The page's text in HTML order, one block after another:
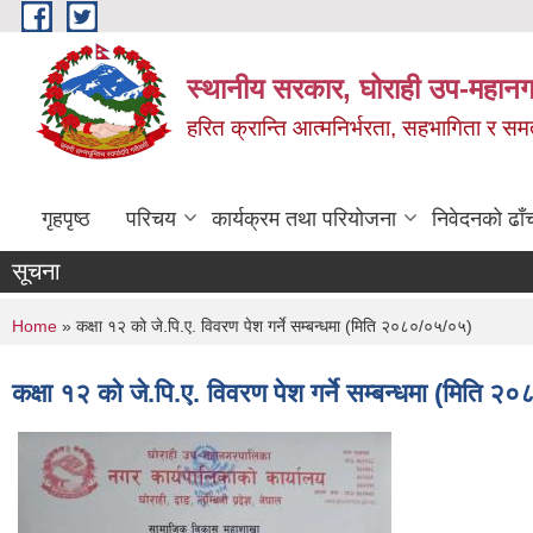
Skip to main content
स्थानीय सरकार, घोराही उप-
हरित क्रान्ति आत्मनिर्भरता, सहभागिता र
गृहपृष्ठ परिचय कार्यक्रम तथा परियोजना निवेदनको
सूचना
You are here
Home » कक्षा १२ को जे.पि.ए. विवरण पेश गर्ने सम्बन्धमा (मिति २०८०/०५/०५)
कक्षा १२ को जे.पि.ए. विवरण पेश गर्ने सम्बन्धमा (मिति